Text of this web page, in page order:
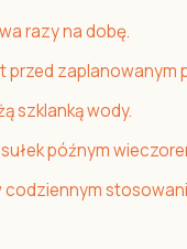
razy na dobę.
zaplanowanym
szklanką wody.
późnym